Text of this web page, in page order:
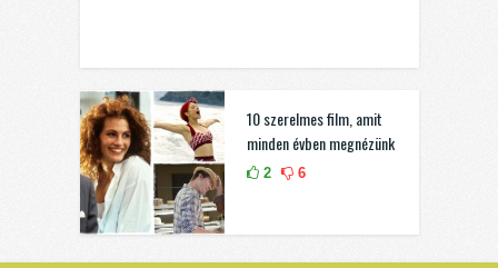
10 szerelmes film, amit
minden évben megnézünk
2 6